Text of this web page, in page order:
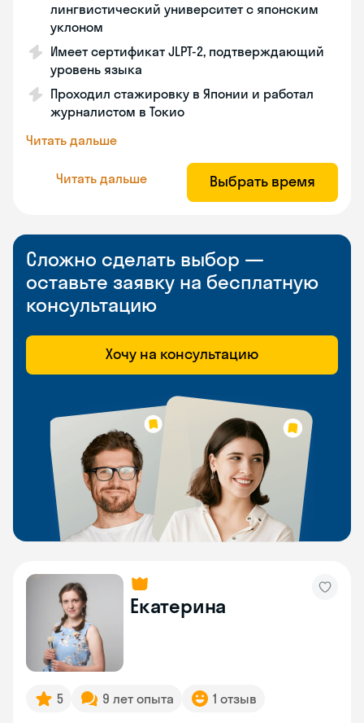
лингвистический университет с японским
уклоном
Имеет сертификат JLPT-2, подтверждающий
уровень языка
Проходил стажировку в Японии и работал
журналистом в Токио
Читать дальше
Читать дальше Выбрать время
Сложно сделать выбор —
оставьте заявку на бесплатную
консультацию
Хочу на консультацию
Екатерина
5 9 лет опыта 1 отзыв